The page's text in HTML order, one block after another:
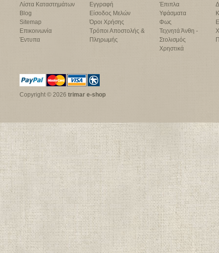
Λίστα Καταστημάτων
Blog
Sitemap
Επικοινωνία
Έντυπα
Εγγραφή
Είσοδος Μελών
Όροι Χρήσης
Τρόποι Αποστολής &
Πληρωμής
Έπιπλα
Υφάσματα
Φως
Τεχνητά Άνθη -
Στολισμός
Χρηστικά
Copyright © 2026 trimar e-shop